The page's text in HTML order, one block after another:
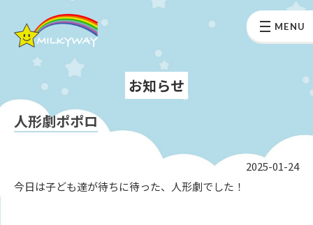
MENU
お知らせ
人形劇ポポロ
2025-01-24
今日は子ども達が待ちに待った、人形劇でした！